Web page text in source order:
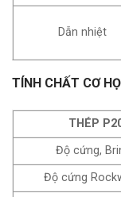
Dẫn nhiệt
TÍNH CHẤT CƠ
THÉP
Độ cứng,
Độ cứng